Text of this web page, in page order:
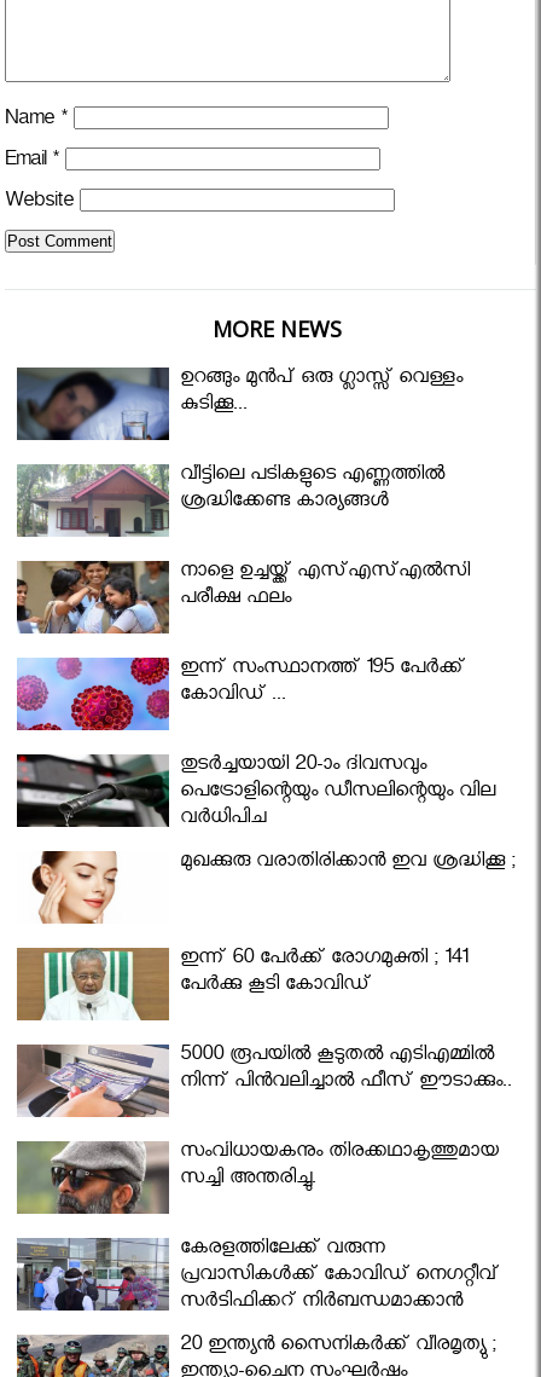
Name *
Email *
Website
MORE NEWS
ഉറങ്ങും മുന്‍പ് ഒരു ഗ്ലാസ്സ് വെള്ളം
കുടിക്കൂ...
വീട്ടിലെ പടികളുടെ എണ്ണത്തിൽ
ശ്രദ്ധിക്കേണ്ട കാര്യങ്ങൾ
നാളെ ഉച്ചയ്ക്ക് എസ്എസ്എല്‍സി
പരീക്ഷ ഫലം
ഇന്ന് സംസ്ഥാനത്ത് 195 പേര്‍ക്ക്
കോവിഡ് ...
തുടർച്ചയായി 20-ാം ദിവസവും
പെട്രോളിന്റെയും ഡീസലിന്റെയും വില
വര്‍ധിപ്പിച്ചു
മുഖക്കുരു വരാതിരിക്കാന്‍ ഇവ ശ്രദ്ധിക്കൂ ;
ഇന്ന് 60 പേർക്ക് രോഗമുക്തി ; 141
പേര്‍ക്കു കൂടി കോവിഡ്
5000 രൂപയിൽ കൂടുതൽ എടിഎമ്മിൽ
നിന്ന് പിൻവലിച്ചാൽ ഫീസ് ഈടാക്കും..
സംവിധായകനും തിരക്കഥാകൃത്തുമായ
സച്ചി അന്തരിച്ചു.
കേരളത്തിലേക്ക് വരുന്ന
പ്രവാസികള്‍ക്ക് കോവിഡ് നെഗറ്റീവ്
സര്‍ട്ടിഫിക്കറ്റ് നിർബന്ധമാക്കാൻ
മന്ത്രിസഭ
20 ഇന്ത്യൻ സൈനികർക്ക് വീരമൃത്യു ;